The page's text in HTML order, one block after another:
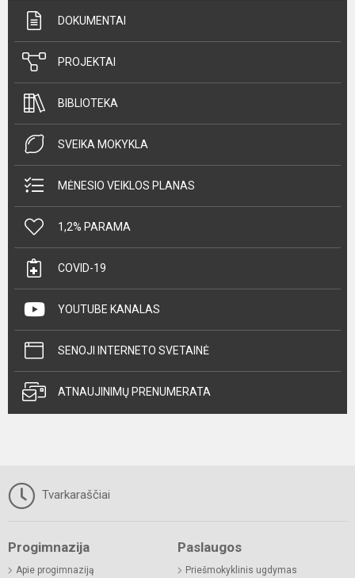
DOKUMENTAI
PROJEKTAI
BIBLIOTEKA
SVEIKA MOKYKLA
MĖNESIO VEIKLOS PLANAS
1,2% PARAMA
COVID-19
YOUTUBE KANALAS
SENOJI INTERNETO SVETAINĖ
ATNAUJINIMŲ PRENUMERATA
Tvarkaraščiai
Progimnazija
Apie progimnaziją
Paslaugos
Priešmokyklinis ugdymas